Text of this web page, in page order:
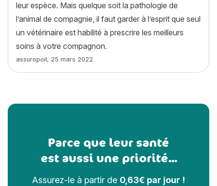
leur espèce. Mais quelque soit la pathologie de
l’animal de compagnie, il faut garder à l’esprit que seul
un vétérinaire est habilité à prescrire les meilleurs
soins à votre compagnon.
Article rédigé par
assuropoil, 25 mars 2022
Parce que leur santé
est aussi une priorité...
Assurez-le à partir de 0,63€ par jour !